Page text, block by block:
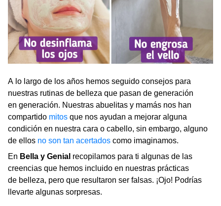
A lo largo de los años hemos seguido consejos para
nuestras rutinas de belleza que pasan de generación
en generación. Nuestras abuelitas y mamás nos han
compartido mitos que nos ayudan a mejorar alguna
condición en nuestra cara o cabello, sin embargo, alguno
de ellos no son tan acertados como imaginamos.
En Bella y Genial recopilamos para ti algunas de las
creencias que hemos incluido en nuestras prácticas
de belleza, pero que resultaron ser falsas. ¡Ojo! Podrías
llevarte algunas sorpresas.